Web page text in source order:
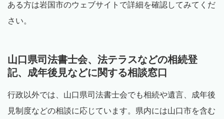
ある方は岩国市のウェブサイトで詳細を確認してみてくだ
さい。
山口県司法書士会、法テラスなどの相続登
記、成年後見などに関する相談窓口
行政以外では、山口県司法書士会でも相続や遺言、成年後
見制度などの相談に応じています。県内には山口市を含む